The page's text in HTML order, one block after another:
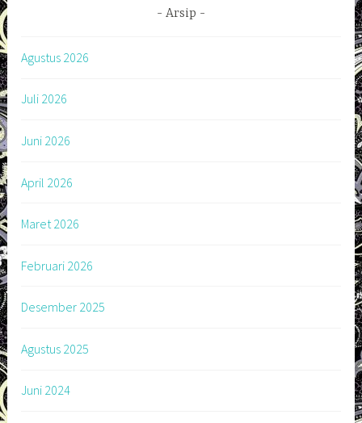
Arsip
Agustus 2026
Juli 2026
Juni 2026
April 2026
Maret 2026
Februari 2026
Desember 2025
Agustus 2025
Juni 2024